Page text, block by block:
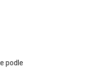
podle